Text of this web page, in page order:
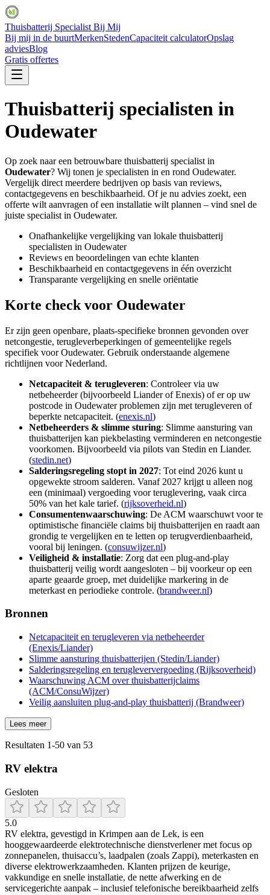
Thuisbatterij Specialist Bij Mij
Bij mij in de buurtMerkenStedenCapaciteit calculatorOpslag
adviesBlog
Gratis offertes
Thuisbatterij specialisten in
Oudewater
Op zoek naar een betrouwbare thuisbatterij specialist in
Oudewater? Wij tonen je specialisten in en rond Oudewater.
Vergelijk direct meerdere bedrijven op basis van reviews,
contactgegevens en beschikbaarheid. Of je nu advies zoekt, een
offerte wilt aanvragen of een installatie wilt plannen – vind snel de
juiste specialist in Oudewater.
Onafhankelijke vergelijking van lokale thuisbatterij
specialisten in Oudewater
Reviews en beoordelingen van echte klanten
Beschikbaarheid en contactgegevens in één overzicht
Transparante vergelijking en snelle oriëntatie
Korte check voor Oudewater
Er zijn geen openbare, plaats-specifieke bronnen gevonden over
netcongestie, terugleverbeperkingen of gemeentelijke regels
specifiek voor Oudewater. Gebruik onderstaande algemene
richtlijnen voor Nederland.
Netcapaciteit & terugleveren: Controleer via uw
netbeheerder (bijvoorbeeld Liander of Enexis) of er op uw
postcode in Oudewater problemen zijn met terugleveren of
beperkte netcapaciteit. (enexis.nl)
Netbeheerders & slimme sturing: Slimme aansturing van
thuisbatterijen kan piekbelasting verminderen en netcongestie
voorkomen. Bijvoorbeeld via pilots van Stedin en Liander.
(stedin.net)
Salderingsregeling stopt in 2027: Tot eind 2026 kunt u
opgewekte stroom salderen. Vanaf 2027 krijgt u alleen nog
een (minimaal) vergoeding voor teruglevering, vaak circa
50% van het kale tarief. (rijksoverheid.nl)
Consumentenwaarschuwing: De ACM waarschuwt voor te
optimistische financiële claims bij thuisbatterijen en raadt aan
grondig te vergelijken en te letten op terugverdienbaarheid,
vooral bij leningen. (consuwijzer.nl)
Veiligheid & installatie: Zorg dat een plug‑and‑play
thuisbatterij veilig wordt aangesloten – bij voorkeur op een
aparte geaarde groep, met duidelijke markering in de
meterkast en periodieke controle. (brandweer.nl)
Bronnen
Netcapaciteit en terugleveren via netbeheerder
(Enexis/Liander)
Slimme aansturing thuisbatterijen (Stedin/Liander)
Salderingsregeling en terugleververgoeding (Rijksoverheid)
Waarschuwing ACM over thuisbatterijclaims
(ACM/ConsuWijzer)
Veilig aansluiten plug‑and‑play thuisbatterij (Brandweer)
Lees meer
Resultaten 1-50 van 53
RV elektra
Gesloten
5.0
RV elektra, gevestigd in Krimpen aan de Lek, is een
hooggewaardeerde elektrotechnische dienstverlener met focus op
zonnepanelen, thuisaccu’s, laadpalen (zoals Zappi), meterkasten en
diverse elektrowerkzaamheden. Klanten prijzen de keurige,
vakkundige en snelle installatie, de nette afwerking en de
servicegerichte aanpak – inclusief telefonische bereikbaarheid zelfs